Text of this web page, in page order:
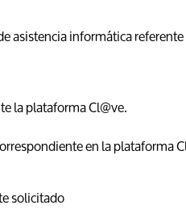
asistencia informática
la plataforma Cl@ve.
en la plataforma
solicitado